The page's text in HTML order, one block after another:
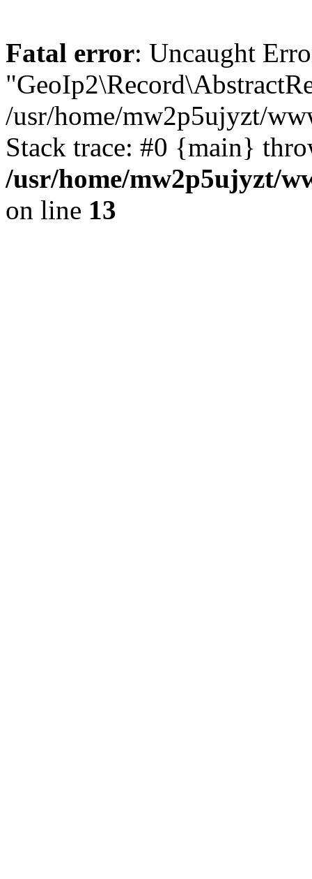
Fatal error: Uncaught
/usr/home/mw2p5ujyzt/
Stack trace: #0 {main}
/usr/home/mw2p5ujyzt/
on line 13